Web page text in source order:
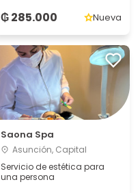
₲ 285.000 Nueva
Saona Spa
Asunción, Capital
Servicio de estética para
una persona